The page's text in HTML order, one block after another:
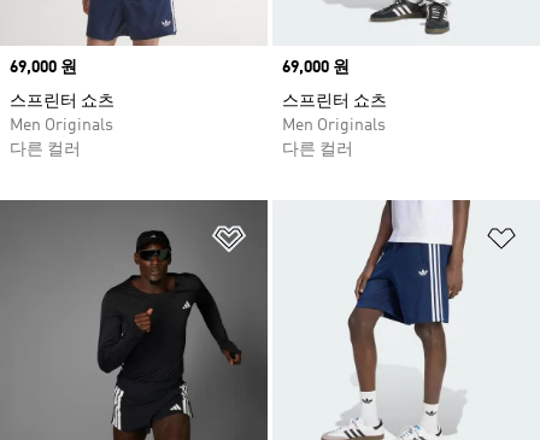
Price
69,000 원
스프린터 쇼츠
Men Originals
다른 컬러
Price
69,000 원
스프린터 쇼츠
Men Originals
다른 컬러
위시리스트 담기